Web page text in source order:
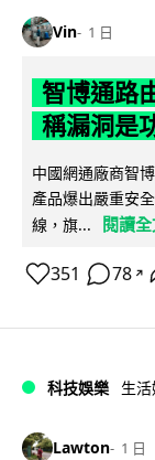
Vin 1 日
智博通路
稱漏洞是
中國網通廠商智
產品爆出嚴重安
線，旗...
閱讀
351 78 ↗
科技娛樂 生
Lawton 1 日